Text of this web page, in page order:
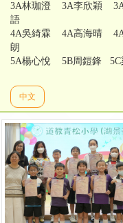
3A林珈澄 3A李欣穎
語
4A吳綺霖 4A高海晴
朗
5A楊心悅 5B周鎧鋒
中文